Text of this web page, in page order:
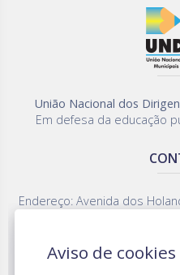
União Nacional dos
Em defesa da educação
Endereço: Avenida dos
Aviso de cookies